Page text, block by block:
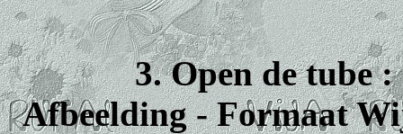
3. Open de tube
Afbeelding - Formaat